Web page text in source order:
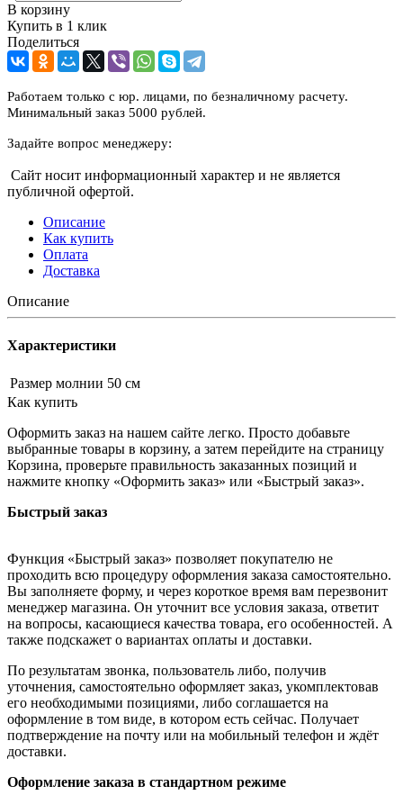
В корзину
Купить в 1 клик
Поделиться
Работаем только с юр. лицами, по безналичному расчету.
Минимальный заказ 5000 рублей.
Задайте вопрос менеджеру:
Сайт носит информационный характер и не является
публичной офертой.
Описание
Как купить
Оплата
Доставка
Описание
Характеристики
Размер молнии 50 см
Как купить
Оформить заказ на нашем сайте легко. Просто добавьте
выбранные товары в корзину, а затем перейдите на страницу
Корзина, проверьте правильность заказанных позиций и
нажмите кнопку «Оформить заказ» или «Быстрый заказ».
Быстрый заказ
Функция «Быстрый заказ» позволяет покупателю не
проходить всю процедуру оформления заказа самостоятельно.
Вы заполняете форму, и через короткое время вам перезвонит
менеджер магазина. Он уточнит все условия заказа, ответит
на вопросы, касающиеся качества товара, его особенностей. А
также подскажет о вариантах оплаты и доставки.
По результатам звонка, пользователь либо, получив
уточнения, самостоятельно оформляет заказ, укомплектовав
его необходимыми позициями, либо соглашается на
оформление в том виде, в котором есть сейчас. Получает
подтверждение на почту или на мобильный телефон и ждёт
доставки.
Оформление заказа в стандартном режиме